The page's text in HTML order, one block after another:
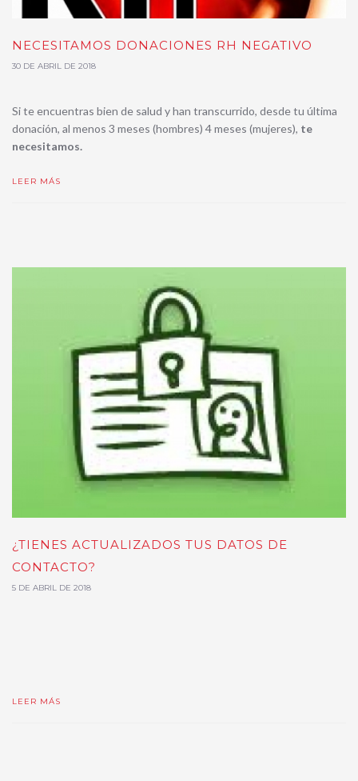
NECESITAMOS DONACIONES RH NEGATIVO
30 DE ABRIL DE 2018
Si te encuentras bien de salud y han transcurrido, desde tu última
donación, al menos 3 meses (hombres) 4 meses (mujeres), te
necesitamos.
LEER MÁS
¿TIENES ACTUALIZADOS TUS DATOS DE
CONTACTO?
5 DE ABRIL DE 2018
LEER MÁS